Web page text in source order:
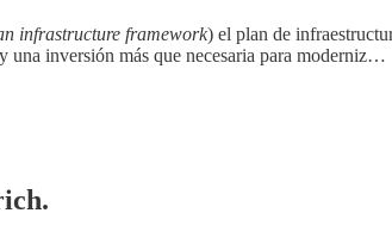
infrastructure framework) el plan de
una inversión más que necesaria para moderniz…